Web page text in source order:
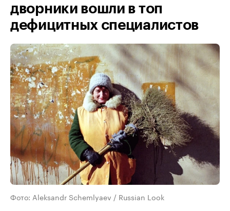
дворники вошли в топ
дефицитных специалистов
Фото: Aleksandr Schemlyaev / Russian Look